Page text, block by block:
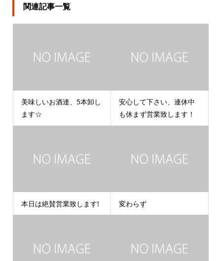
関連記事一覧
美味しいお酒達、5本卸し
ます☆
安心して下さい、連休中
も休まず営業致します！
本日は絶賛営業致します! 変わらず